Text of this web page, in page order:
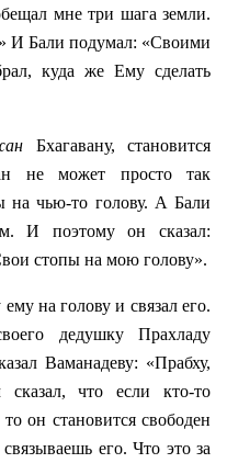
мне три шага земли.
И Бали подумал: «Своими
куда же Ему сделать
Бхагавану, становится
не может просто так
на чью-то голову. А Бали
И поэтому он сказал:
стопы на мою голову».
на голову и связал его.
дедушку Прахладу
Ваманадеву: «Прабху,
что если кто-то
он становится свободен
его. Что это за